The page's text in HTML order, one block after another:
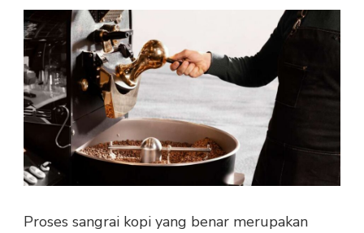
Proses sangrai kopi yang benar merupakan